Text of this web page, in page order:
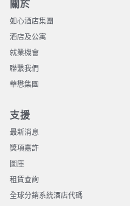
關於
如心酒店集團
酒店及公寓
就業機會
聯繫我們​​​​​​​​
華懋集團
支援
最新消息
獎項嘉許
圖庫
租賃查詢
全球分銷系統酒店代碼